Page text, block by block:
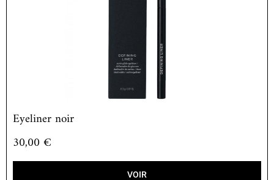
Eyeliner noir
30,00 €
VOIR